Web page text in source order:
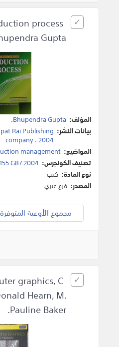
process
Gupta.
المؤلف: Bhupendra Gupta
.
بيانات النشر: Rai Publishing
company،2004
.
المواضيع: management
تصنيف الكونجرس: G87 2004
نوع المادة: كتب
المصدر: فرع عبري
مجموع الأوعية المتوفرة
graphics, C
Hearn, M.
Pauline Baker.